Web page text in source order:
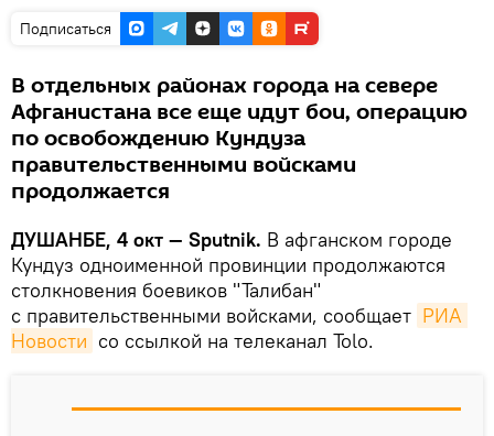
Подписаться
В отдельных районах города на севере
Афганистана все еще идут бои, операцию
по освобождению Кундуза
правительственными войсками
продолжается
ДУШАНБЕ, 4 окт — Sputnik. В афганском городе
Кундуз одноименной провинции продолжаются
столкновения боевиков "Талибан"
с правительственными войсками, сообщает РИА
Новости со ссылкой на телеканал Tolo.